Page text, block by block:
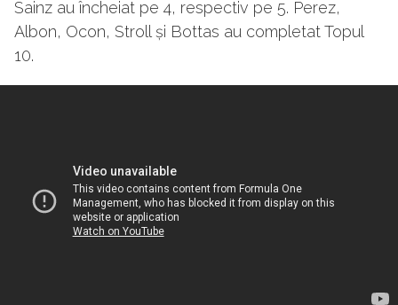
Sainz au încheiat pe 4, respectiv pe 5. Perez,
Albon, Ocon, Stroll și Bottas au completat Topul
10.